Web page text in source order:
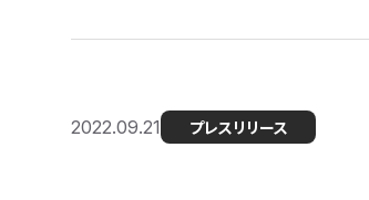
2022.09.21 プレスリリース